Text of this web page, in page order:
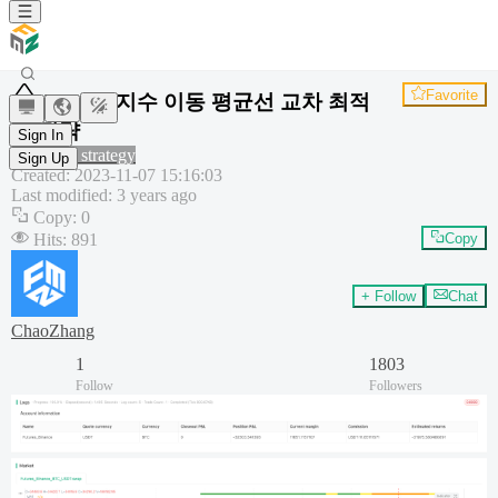
Sign In
Sign Up
EMAC 지수 이동 평균선 교차 최적
화 전략
Favorite
Common strategy
Created:2023-11-07 15:16:03
Last modified: 3 years ago
Copy: 0
Hits: 891 Copy
ChaoZhang
+ Follow Chat
1
Follow
1803
Followers